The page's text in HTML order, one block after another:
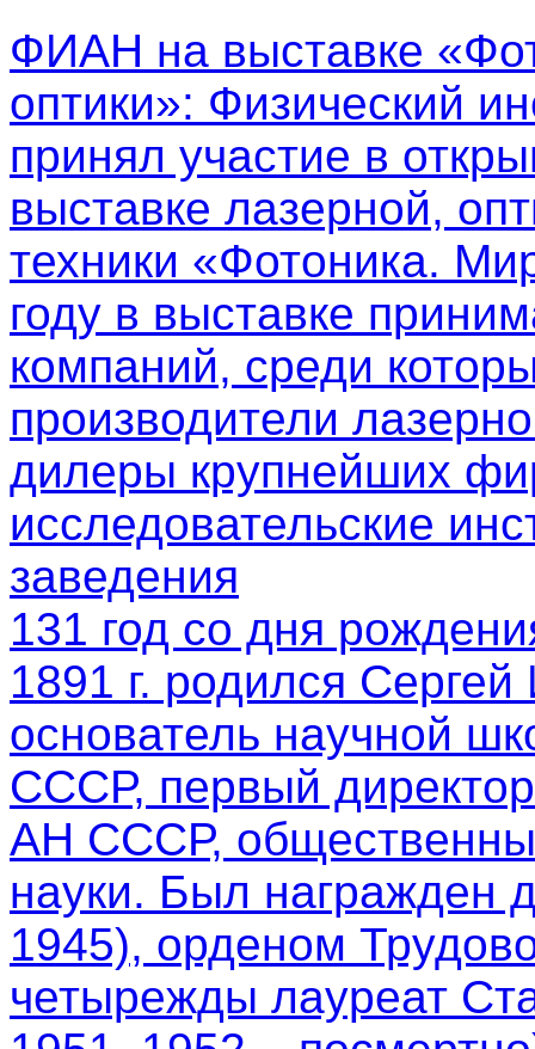
ФИАН на выставке
оптики»: Физический
принял участие в
выставке лазерной,
техники «Фотоника.
году в выставке
компаний, среди
производители
дилеры крупнейших
исследовательские
заведения
131 год со дня
1891 г. родился
основатель научной
СССР, первый
АН СССР,
науки. Был награжден
1945), орденом
четырежды лауреат